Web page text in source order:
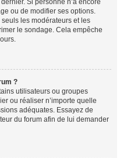
Si personne n’a encore
ou de modifier ses options.
les modérateurs et les
le sondage. Cela empêche
?
utilisateurs ou groupes
ou réaliser n’importe quelle
adéquates. Essayez de
du forum afin de lui demander